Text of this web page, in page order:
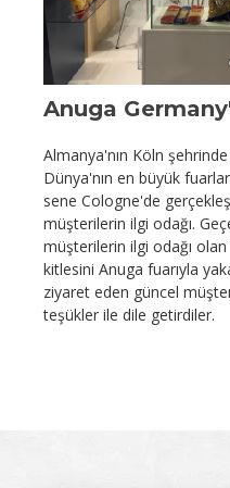
Anuga
Almanya'nın Köln
Dünya'nın en büyük
sene Cologne'de
müşterilerin ilgi odağı.
müşterilerin ilgi odağı
kitlesini Anuga fuarıyla
ziyaret eden güncel
teşükler ile dile getirdiler.